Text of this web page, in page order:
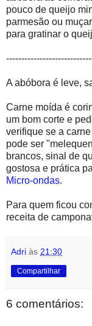
pouco de queijo
parmesão ou
para gratinar o
A abóbora é leve,
Carne moída é
um bom corte e
verifique se a
pode ser
brancos, sinal de
gostosa e prática
Micro-ondas.
Para quem ficou
receita de
Adri às 21:30
Compartilhar
6 comentários: